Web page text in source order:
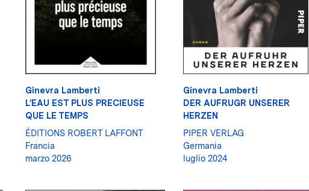
Ginevra Lamberti
L’EAU EST PLUS PRECIEUSE
QUE LE TEMPS
ÉDITIONS ROBERT LAFFONT
Francia
marzo 2026
Ginevra Lamberti
DER AUFRUGR UNSERER
HERZEN
PIPER VERLAG
Germania
luglio 2024